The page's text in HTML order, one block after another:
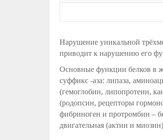
Нарушение уникальной
приводит к нарушению его
Основные функции белков в
суффикс -аза: липаза,
(гемоглобин, липопротеин,
(родопсин, рецепторы
фибриноген и протромбин –
двигательная (актин и